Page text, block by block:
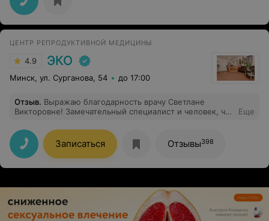
периоде. Он не только опытный врач, знающий свое
дело, но и очень отзывчивый, чуткий и внимательный
человек.
ЦЕНТР РЕПРОДУКТИВНОЙ МЕДИЦИНЫ
4.9 ЭКО
Минск, ул. Сурганова, 54 до 17:00
Отзыв. Выражаю благодарность врачу Светлане
Викторовне! Замечательный специалист и человек, что
положительные.
Еще
Записаться Отзывы398